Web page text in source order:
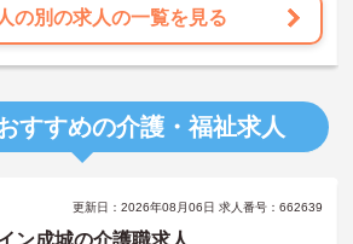
の別の求人の一覧を見る
すすめの介護・福祉求人
更新日：2026年08月06日 求人番号：662639